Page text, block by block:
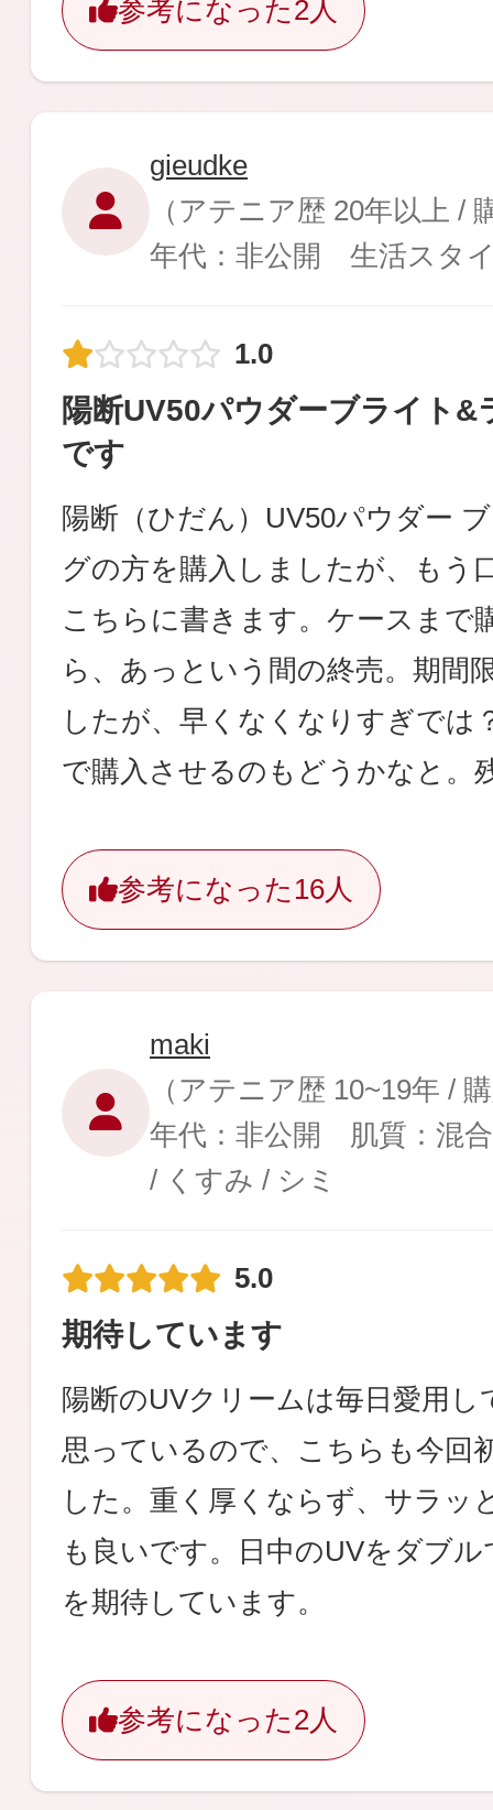
参考になった2人
gieudke
（アテニア歴 20年以上 /
年代：非公開 生活スタ
1.0
陽断UV50パウダーブライト&
です
陽断（ひだん）UV50パウダー
グの方を購入しましたが、もう
こちらに書きます。ケースまで
ら、あっという間の終売。期間
したが、早くなくなりすぎでは
で購入させるのもどうかなと。
参考になった 16人
maki
（アテニア歴 10~19年 /
年代：非公開 肌質：混
/ くすみ / シミ
5.0
期待しています
陽断のUVクリームは毎日愛用
思っているので、こちらも今回
した。重く厚くならず、サラッ
も良いです。日中のUVをダブ
を期待しています。
参考になった2人